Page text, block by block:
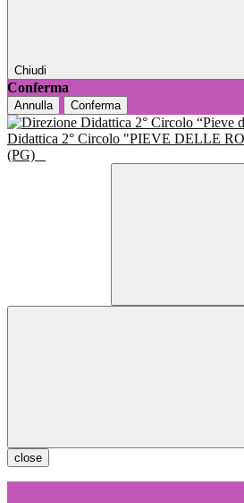
Chiudi
Conferma
Annulla Conferma
Didattica 2° Circolo "PIEVE DELLE
(PG)
close